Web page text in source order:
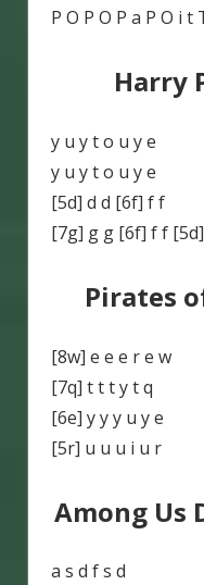
P O P O P a P O i t
Harry
y u y t o u y e
y u y t o u y e
[5d] d d [6f] f f
[7g] g g [6f] f f
Pirates
[8w] e e e r e w
[7q] t t t y t q
[6e] y y y u y e
[5r] u u u i u r
Among Us
a s d f s d